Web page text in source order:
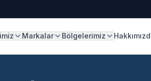
Markalar Bölgelerimiz